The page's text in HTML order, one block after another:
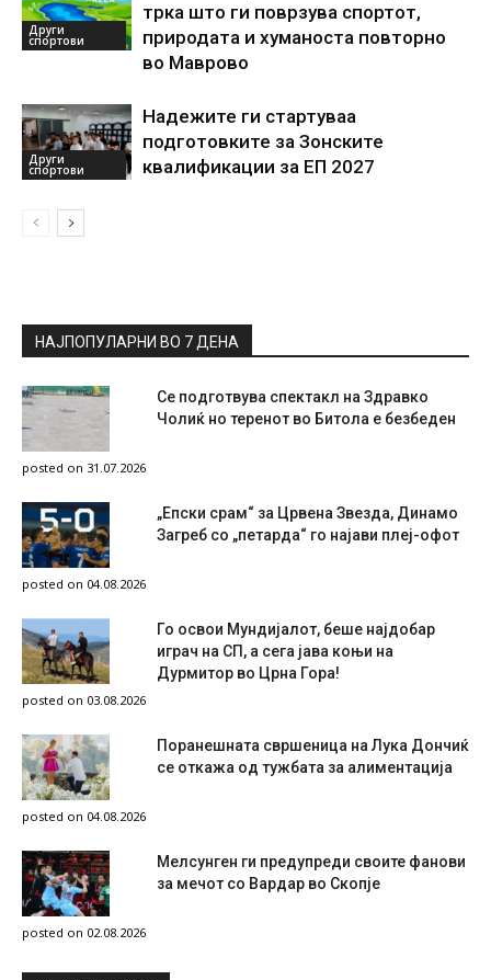
Други
спортови
трка што ги поврзува спортот,
природата и хуманоста повторно
во Маврово
Други
спортови
Надежите ги стартуваа
подготовките за Зонските
квалификации за ЕП 2027
НАЈПОПУЛАРНИ ВО 7 ДЕНА
Се подготвува спектакл на Здравко
Чолиќ но теренот во Битола е безбеден
posted on 31.07.2026
„Епски срам“ за Црвена Звезда, Динамо
Загреб со „петарда“ го најави плеј-офот
posted on 04.08.2026
Го освои Мундијалот, беше најдобар
играч на СП, а сега јава коњи на
Дурмитор во Црна Гора!
posted on 03.08.2026
Поранешната свршеница на Лука Дончиќ
се откажа од тужбата за алиментација
posted on 04.08.2026
Мелсунген ги предупреди своите фанови
за мечот со Вардар во Скопје
posted on 02.08.2026